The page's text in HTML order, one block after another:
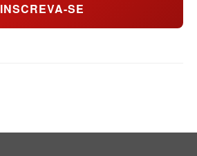
INSCREVA-SE